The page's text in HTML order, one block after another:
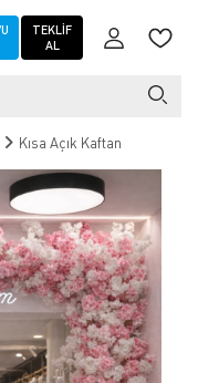
TEKLIF
AL
Kısa Açık Kaftan